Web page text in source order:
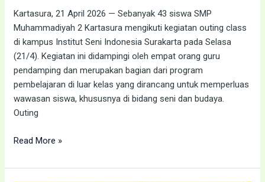
Kartasura, 21 April 2026 — Sebanyak 43 siswa SMP
Muhammadiyah 2 Kartasura mengikuti kegiatan outing class
di kampus Institut Seni Indonesia Surakarta pada Selasa
(21/4). Kegiatan ini didampingi oleh empat orang guru
pendamping dan merupakan bagian dari program
pembelajaran di luar kelas yang dirancang untuk memperluas
wawasan siswa, khususnya di bidang seni dan budaya.
Outing
Read More »